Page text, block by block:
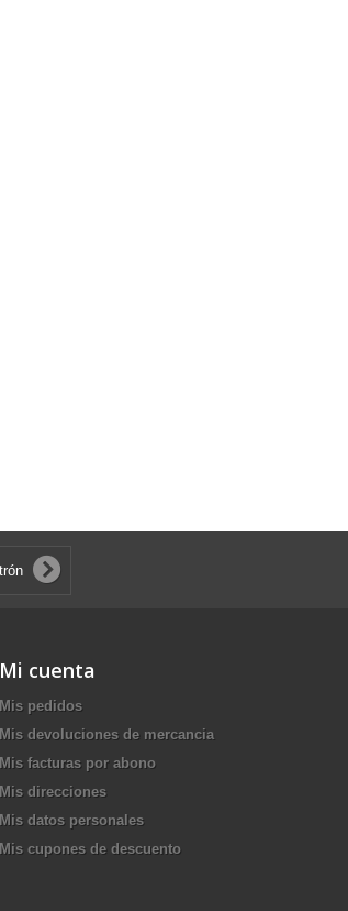
Mi cuenta
Mis pedidos
Mis devoluciones de mercancia
Mis facturas por abono
Mis direcciones
Mis datos personales
Mis cupones de descuento